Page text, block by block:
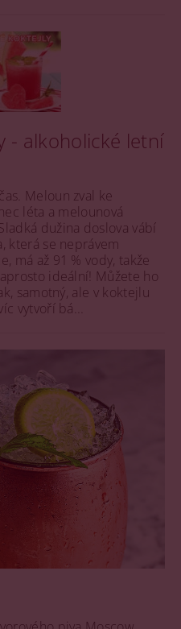
- alkoholické letní
Meloun zval ke
léta a melounová
dužina doslova vábí
která se neprávem
má až 91 % vody, takže
ideální! Můžete ho
samotný, ale v koktejlu
vytvoří bá...